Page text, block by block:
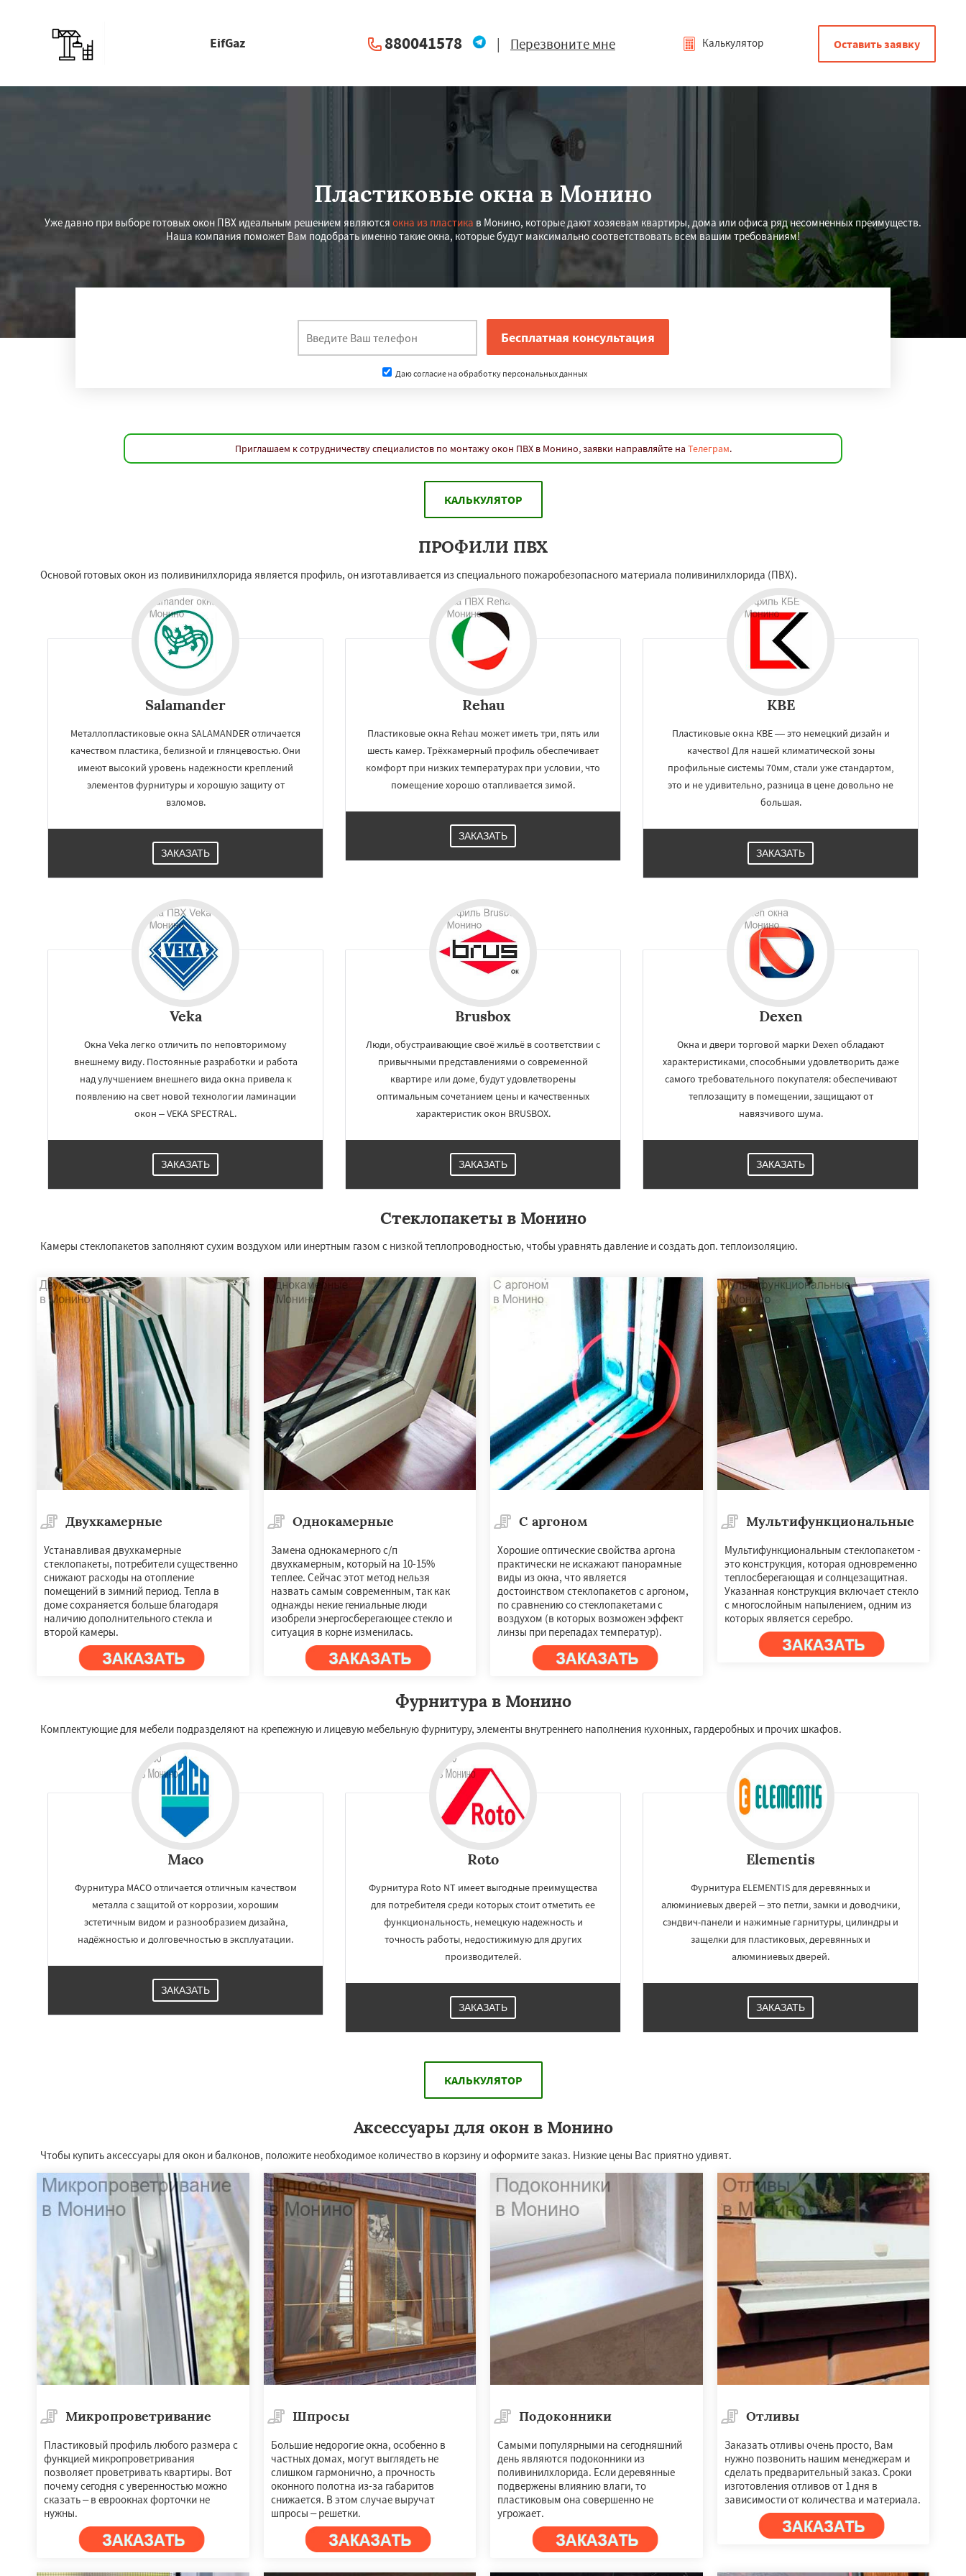
регионам
×
Обухово
Октябрьский
Правдинский Решетниково
Родники
Свердловск
Фосфоритный Фряново
Хорлово
Черкизово Черусти Шаховская
EifGaz 880041578 | Перезвоните мне Калькулятор Оставить заявку
Пластиковые окна в Монино
Уже давно при выборе готовых окон ПВХ идеальным решением являются окна из пластика в Монино, которые дают хозяевам квартиры, дома или офиса ряд несомненных преимуществ.
Наша компания поможет Вам подобрать именно такие окна, которые будут максимально соответствовать всем вашим требованиям!
Даю согласие на обработку персональных данных
Приглашаем к сотрудничеству специалистов по монтажу окон ПВХ в Монино, заявки направляйте на Телеграм.
КАЛЬКУЛЯТОР
ПРОФИЛИ ПВХ
Основой готовых окон из поливинилхлорида является профиль, он изготавливается из специального пожаробезопасного материала поливинилхлорида (ПВХ).
Salamander
Металлопластиковые окна SALAMANDER отличается
качеством пластика, белизной и глянцевостью. Они
имеют высокий уровень надежности креплений
элементов фурнитуры и хорошую защиту от
взломов.
ЗАКАЗАТЬ
Rehau
Пластиковые окна Rehau может иметь три, пять или
шесть камер. Трёхкамерный профиль обеспечивает
комфорт при низких температурах при условии, что
помещение хорошо отапливается зимой.
ЗАКАЗАТЬ
KBE
Пластиковые окна КВЕ — это немецкий дизайн и
качество! Для нашей климатической зоны
профильные системы 70мм, стали уже стандартом,
это и не удивительно, разница в цене довольно не
большая.
ЗАКАЗАТЬ
Veka
Окна Veka легко отличить по неповторимому
внешнему виду. Постоянные разработки и работа
над улучшением внешнего вида окна привела к
появлению на свет новой технологии ламинации
окон – VEKA SPECTRAL.
ЗАКАЗАТЬ
Brusbox
Люди, обустраивающие своё жильё в соответствии с
привычными представлениями о современной
квартире или доме, будут удовлетворены
оптимальным сочетанием цены и качественных
характеристик окон BRUSBOX.
ЗАКАЗАТЬ
Dexen
Окна и двери торговой марки Dexen обладают
характеристиками, способными удовлетворить даже
самого требовательного покупателя: обеспечивают
теплозащиту в помещении, защищают от
навязчивого шума.
ЗАКАЗАТЬ
Стеклопакеты в Монино
Камеры стеклопакетов заполняют сухим воздухом или инертным газом с низкой теплопроводностью, чтобы уравнять давление и создать доп. теплоизоляцию.
Двухкамерные
Устанавливая двухкамерные
стеклопакеты, потребители существенно
снижают расходы на отопление
помещений в зимний период. Тепла в
доме сохраняется больше благодаря
наличию дополнительного стекла и
второй камеры.
Однокамерные
Замена однокамерного с/п
двухкамерным, который на 10-15%
теплее. Сейчас этот метод нельзя
назвать самым современным, так как
однажды некие гениальные люди
изобрели энергосберегающее стекло и
ситуация в корне изменилась.
С аргоном
Хорошие оптические свойства аргона
практически не искажают панорамные
виды из окна, что является
достоинством стеклопакетов с аргоном,
по сравнению со стеклопакетами с
воздухом (в которых возможен эффект
линзы при перепадах температур).
Мультифункциональные
Мультифункциональным стеклопакетом -
это конструкция, которая одновременно
теплосберегающая и солнцезащитная.
Указанная конструкция включает стекло
с многослойным напылением, одним из
которых является серебро.
Фурнитура в Монино
Комплектующие для мебели подразделяют на крепежную и лицевую мебельную фурнитуру, элементы внутреннего наполнения кухонных, гардеробных и прочих шкафов.
Maco
Фурнитура MACO отличается отличным качеством
металла с защитой от коррозии, хорошим
эстетичным видом и разнообразием дизайна,
надёжностью и долговечностью в эксплуатации.
ЗАКАЗАТЬ
Roto
Фурнитура Roto NT имеет выгодные преимущества
для потребителя среди которых стоит отметить ее
функциональность, немецкую надежность и
точность работы, недостижимую для других
производителей.
ЗАКАЗАТЬ
Elementis
Фурнитура ELEMENTIS для деревянных и
алюминиевых дверей – это петли, замки и доводчики,
сэндвич-панели и нажимные гарнитуры, цилиндры и
защелки для пластиковых, деревянных и
алюминиевых дверей.
ЗАКАЗАТЬ
КАЛЬКУЛЯТОР
Аксессуары для окон в Монино
Чтобы купить аксессуары для окон и балконов, положите необходимое количество в корзину и оформите заказ. Низкие цены Вас приятно удивят.
Микропроветривание
Пластиковый профиль любого размера с
функцией микропроветривания
позволяет проветривать квартиры. Вот
почему сегодня с уверенностью можно
сказать – в евроокнах форточки не
нужны.
Шпросы
Большие недорогие окна, особенно в
частных домах, могут выглядеть не
слишком гармонично, а прочность
оконного полотна из-за габаритов
снижается. В этом случае выручат
шпросы – решетки.
Подоконники
Самыми популярными на сегодняшний
день являются подоконники из
поливинилхлорида. Если деревянные
подвержены влиянию влаги, то
пластиковым она совершенно не
угрожает.
Отливы
Заказать отливы очень просто, Вам
нужно позвонить нашим менеджерам и
сделать предварительный заказ. Сроки
изготовления отливов от 1 дня в
зависимости от количества и материала.